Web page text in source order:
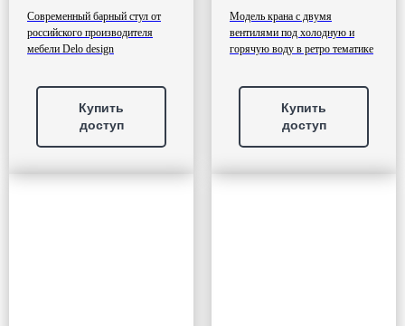
Современный барный стул от
российского производителя
мебели Delo design
Купить
доступ
Модель крана с двумя
вентилями под холодную и
горячую воду в ретро тематике
Купить
доступ